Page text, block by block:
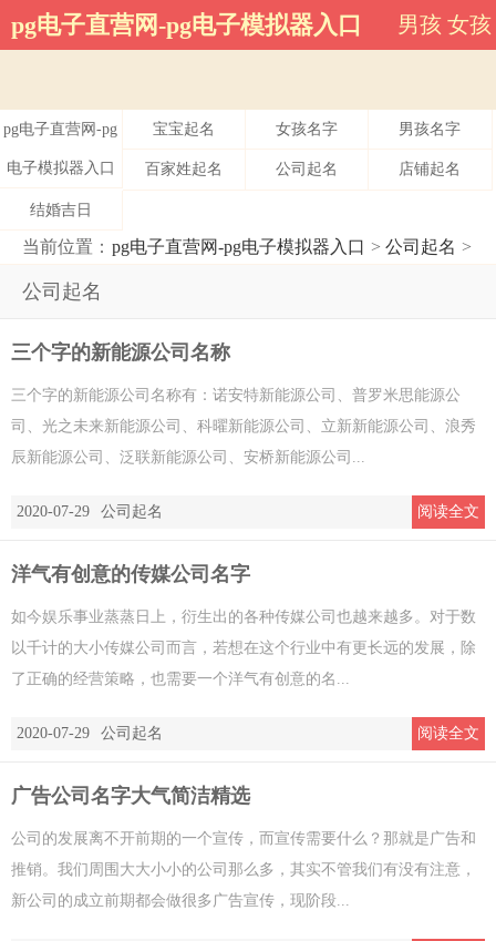
公司起名-pg电子直营网
pg电子直营网-pg电子模拟器入口 男孩 女孩
pg电子直营网-pg
电子模拟器入口
宝宝起名 女孩名字 男孩名字
百家姓起名 公司起名 店铺起名
结婚吉日
当前位置： pg电子直营网-pg电子模拟器入口 > 公司起名 >
公司起名
三个字的新能源公司名称
三个字的新能源公司名称有：诺安特新能源公司、普罗米思能源公
司、光之未来新能源公司、科曜新能源公司、立新新能源公司、浪秀
辰新能源公司、泛联新能源公司、安桥新能源公司...
2020-07-29 公司起名 阅读全文
洋气有创意的传媒公司名字
如今娱乐事业蒸蒸日上，衍生出的各种传媒公司也越来越多。对于数
以千计的大小传媒公司而言，若想在这个行业中有更长远的发展，除
了正确的经营策略，也需要一个洋气有创意的名...
2020-07-29 公司起名 阅读全文
广告公司名字大气简洁精选
公司的发展离不开前期的一个宣传，而宣传需要什么？那就是广告和
推销。我们周围大大小小的公司那么多，其实不管我们有没有注意，
新公司的成立前期都会做很多广告宣传，现阶段...